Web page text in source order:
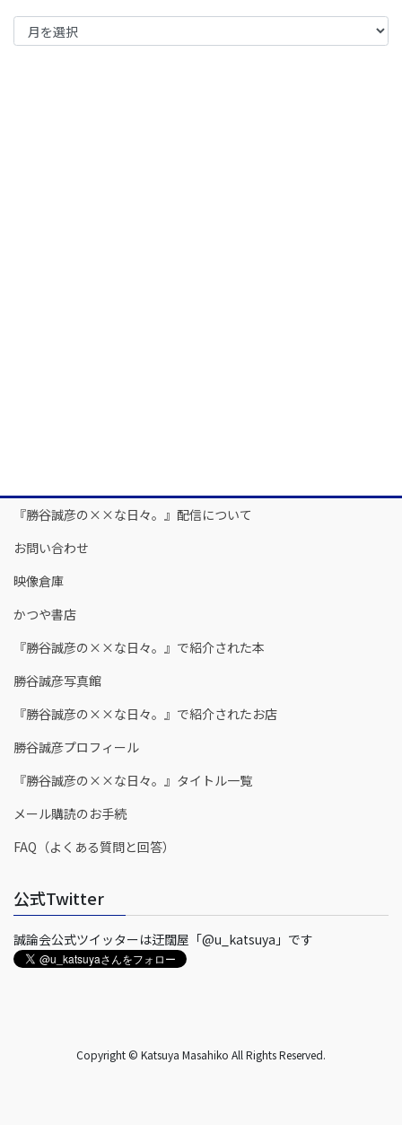
過
去
『勝谷誠彦の××な日々。』配信について
お問い合わせ
映像倉庫
かつや書店
『勝谷誠彦の××な日々。』で紹介された本
勝谷誠彦写真館
『勝谷誠彦の××な日々。』で紹介されたお店
勝谷誠彦プロフィール
『勝谷誠彦の××な日々。』タイトル一覧
メール購読のお手続
FAQ（よくある質問と回答）
公式Twitter
誠論会公式ツイッターは迂闊屋「@u_katsuya」です
Copyright © Katsuya Masahiko All Rights Reserved.